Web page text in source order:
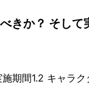
きか？ そして
期間1.2 キャラ